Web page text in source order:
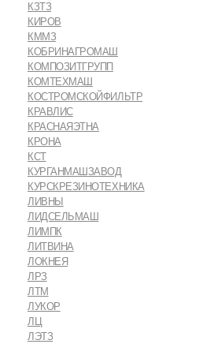
КЗТЗ
КИРОВ
КММЗ
КОБРИНАГРОМАШ
КОМПОЗИТГРУПП
КОМТЕХМАШ
КОСТРОМСКОЙФИЛЬТР
КРАВЛИС
КРАСНАЯЭТНА
КРОНА
КСТ
КУРГАНМАШЗАВОД
КУРСКРЕЗИНОТЕХНИКА
ЛИВНЫ
ЛИДСЕЛЬМАШ
ЛИМПК
ЛИТВИНА
ЛОКНЕЯ
ЛРЗ
ЛТМ
ЛУКОР
ЛЦ
ЛЭТЗ